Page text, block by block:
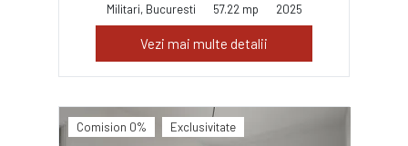
Militari, Bucuresti
57.22 mp 2025
Vezi mai multe detalii
Comision 0% Exclusivitate